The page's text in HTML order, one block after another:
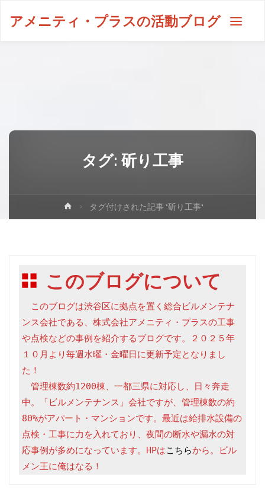
アメニティ・プラスの活動ブログ
タグ: 斫り工事
タグ付けされた記事 "斫り工事"
このブログについて
このブログは渋谷区に拠点を置く総合ビルメンテナ
ンス会社である、株式会社アメニティ・プラスの工事
や点検などの事例を紹介するブログです。２０２５年
１０月より毎週水曜・金曜日に更新予定となりまし
た！
管理棟数約1200棟、一都三県に対応し、日々奔走
中。「ビルメンテナンス」会社ですが、管理棟数の約
80%がアパート・マンションです。最近は給排水設備の
点検・工事に力を入れており、夜間の断水や漏水の対
応事例が多めになっています。HPはこちらから。ビル
メン王に俺はなる！